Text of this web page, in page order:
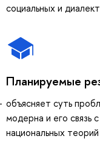
социальных и
Планируемые
объясняет суть
модерна и его связь
национальных